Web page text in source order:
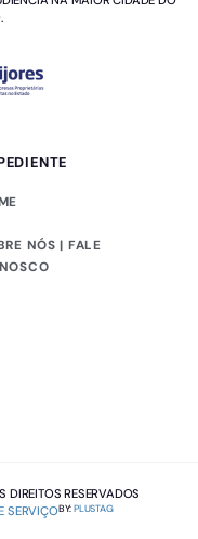
NÓS | FALE
RESERVADOS
SERVIÇOBY:PLUSTAG